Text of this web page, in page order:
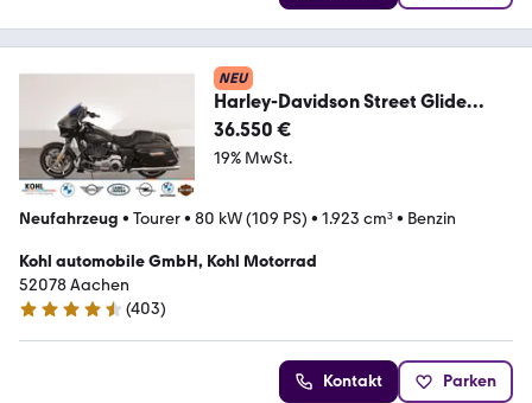
NEU
Harley-Davidson Street Glide
FLHX Liberty Edition 250th USA
36.550 €
19% MwSt.
Neufahrzeug • Tourer• 80 kW (109 PS) • 1.923 cm³• Benzin
Kohl automobile GmbH, Kohl Motorrad
52078 Aachen
4.7 Sterne
(403)
Kontakt Parken